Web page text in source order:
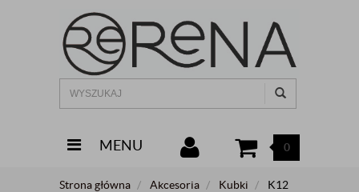
MENU 0
Strona główna Akcesoria Kubki
K12